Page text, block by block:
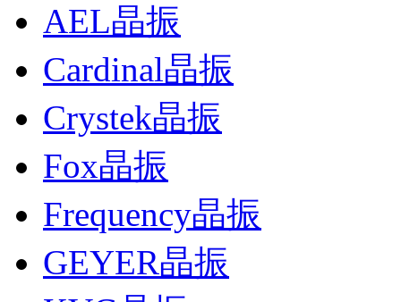
AEL晶振
Cardinal晶振
Crystek晶振
Fox晶振
Frequency晶振
GEYER晶振